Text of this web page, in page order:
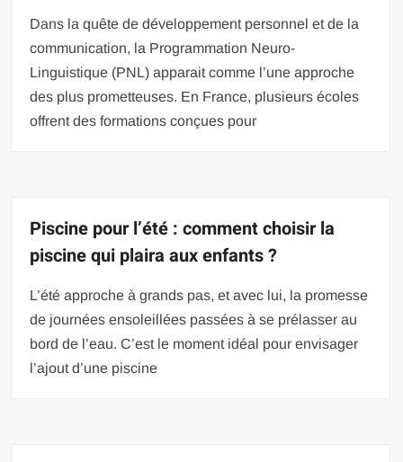
Dans la quête de développement personnel et de la
communication, la Programmation Neuro-
Linguistique (PNL) apparait comme l’une approche
des plus prometteuses. En France, plusieurs écoles
offrent des formations conçues pour
Piscine pour l’été : comment choisir la
piscine qui plaira aux enfants ?
L’été approche à grands pas, et avec lui, la promesse
de journées ensoleillées passées à se prélasser au
bord de l’eau. C’est le moment idéal pour envisager
l’ajout d’une piscine